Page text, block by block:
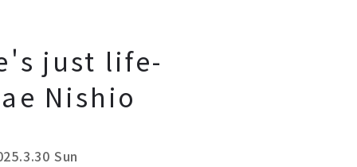
just life-
Nishio
Sun